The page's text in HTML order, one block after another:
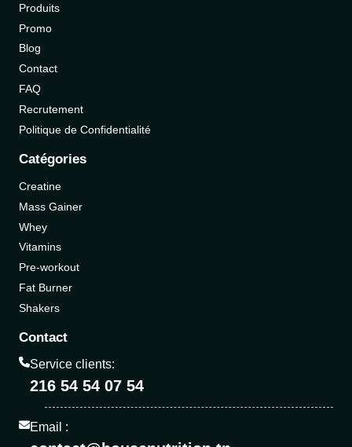
Produits
Promo
Blog
Contact
FAQ
Recrutement
Politique de Confidentialité
Catégories
Creatine
Mass Gainer
Whey
Vitamins
Pre-workout
Fat Burner
Shakers
Contact
Service clients:
216 54 54 07 54
Email :